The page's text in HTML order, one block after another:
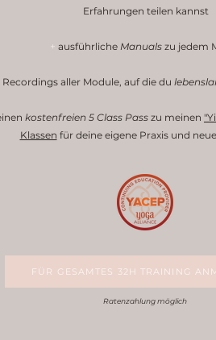
Erfahrungen teilen kannst
+ ausführliche Manualszu jedem
Recordings aller Module, auf die du
kostenfreien 5 Class Pass zu meinen
Klassen für deine eigene Praxis und
FÜR GESAMTES 32H TRAINING
Ratenzahlung möglich